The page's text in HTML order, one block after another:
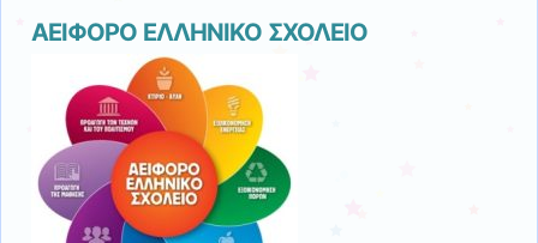
ΑΕΙΦΟΡΟ ΕΛΛΗΝΙΚΟ ΣΧΟΛΕΙΟ